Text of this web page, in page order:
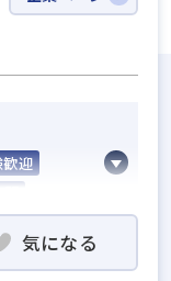
歓迎
気になる